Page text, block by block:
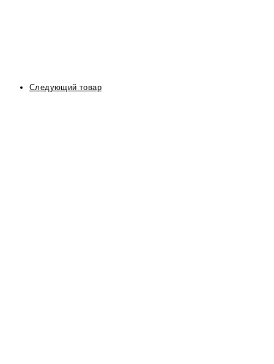
Следующий товар